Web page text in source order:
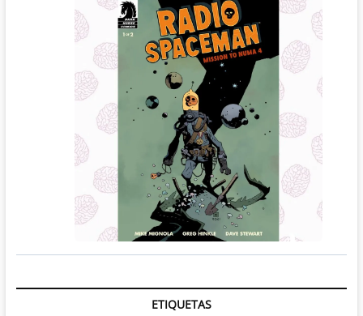
ETIQUETAS